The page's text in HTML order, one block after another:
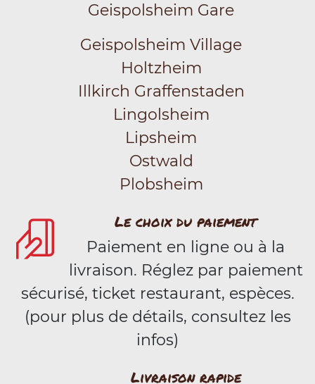
Geispolsheim Gare
Geispolsheim Village
Holtzheim
Illkirch Graffenstaden
Lingolsheim
Lipsheim
Ostwald
Plobsheim
Le choix du paiement
Paiement en ligne ou à la
livraison. Réglez par paiement
sécurisé, ticket restaurant, espèces.
(pour plus de détails, consultez les
infos)
Livraison rapide